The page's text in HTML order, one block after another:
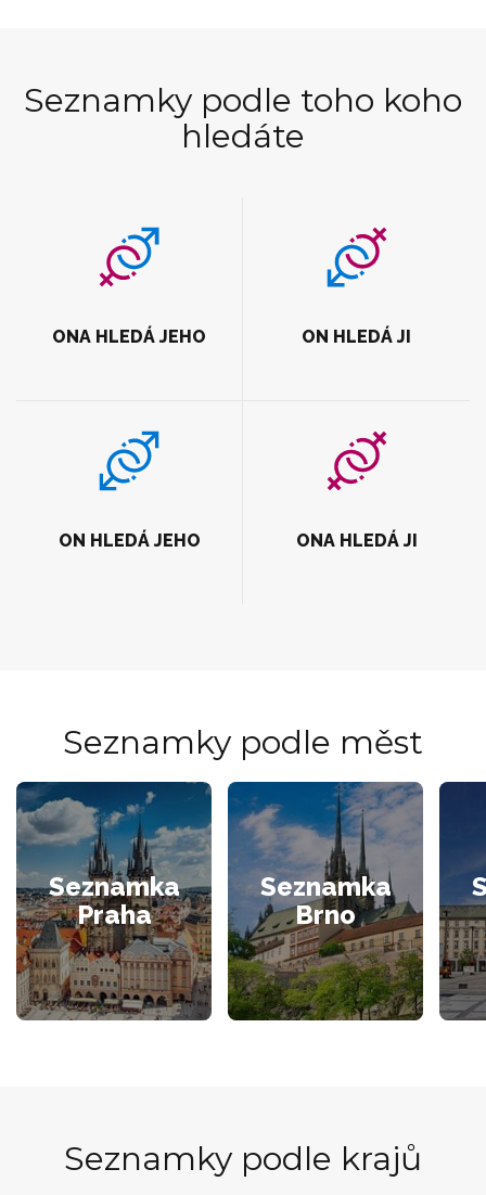
Seznamky podle toho koho
hledáte
ONA HLEDÁ JEHO ON HLEDÁ JI
ON HLEDÁ JEHO ONA HLEDÁ JI
Seznamky podle měst
Seznamka
Praha
Seznamka
Brno
Seznamky podle krajů